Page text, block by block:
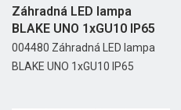
Záhradná LED lampa
BLAKE UNO 1xGU10 IP65
004480 Záhradná LED lampa
BLAKE UNO 1xGU10 IP65